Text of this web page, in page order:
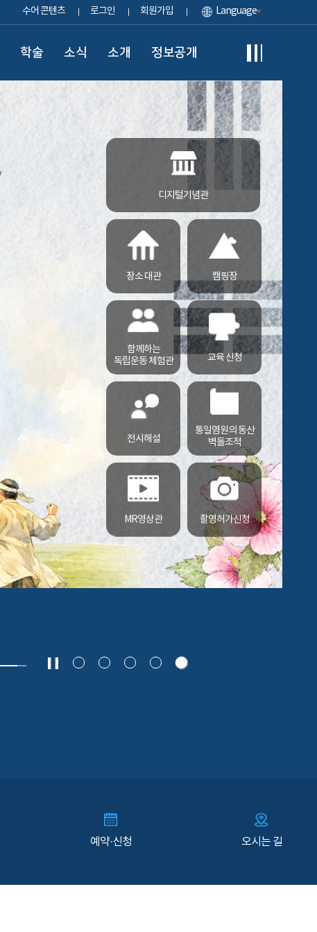
수어 콘텐츠 로그인 회원가입 Language
학술 소식 소개 정보공개
디지털기념관
장소 대관 캠핑장
함께하는
독립운동 체험관
교육 신청
전시해설
통일염원의 동산
벽돌조적
MR영상관 촬영허가신청
예약·신청 오시는 길